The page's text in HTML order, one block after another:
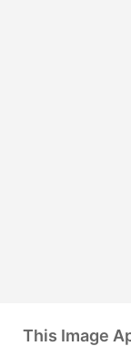
This Image